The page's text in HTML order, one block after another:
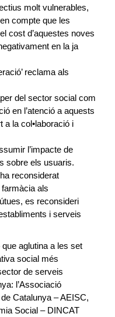
molt vulnerables,
compte que les
cost d’aquestes noves
en la ja
reclama als
del sector social com
en l’atenció a aquests
a la col•laboració i
l’impacte de
sobre els usuaris.
reconsiderat
farmàcia als
es reconsideri
i serveis
que aglutina a les set
social més
de serveis
l’Associació
Catalunya – AEISC,
Social – DINCAT